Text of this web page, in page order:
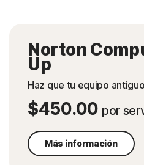
Norton
Up
Haz que tu equipo
$450.00 por
Más información